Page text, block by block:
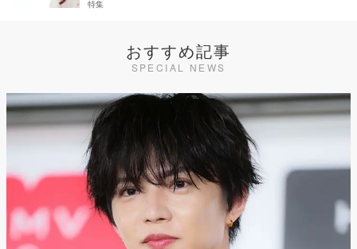
特集
おすすめ記事
SPECIAL NEWS